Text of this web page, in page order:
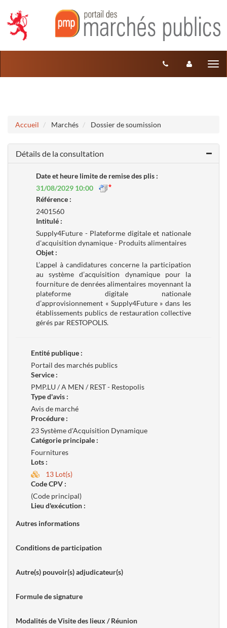
Accueil Marchés Dossier de soumission
Détails de la consultation
Date et heure limite de remise des plis :
31/08/2029 10:00
Référence :
2401560
Intitulé :
Supply4Future - Plateforme digitale et nationale
d'acquisition dynamique - Produits alimentaires
Objet :
L’appel à candidatures concerne la participation
au système d’acquisition dynamique pour la
fourniture de denrées alimentaires moyennant la
plateforme digitale nationale
d’approvisionnement « Supply4Future » dans les
établissements publics de restauration collective
gérés par RESTOPOLIS.
Entité publique :
Portail des marchés publics
Service :
PMP.LU / A MEN / REST - Restopolis
Type d'avis :
Avis de marché
Procédure :
23 Système d'Acquisition Dynamique
Catégorie principale :
Fournitures
Lots :
13 Lot(s)
Code CPV :
(Code principal)
Lieu d'exécution :
Autres informations
Conditions de participation
Autre(s) pouvoir(s) adjudicateur(s)
Formule de signature
Modalités de Visite des lieux / Réunion